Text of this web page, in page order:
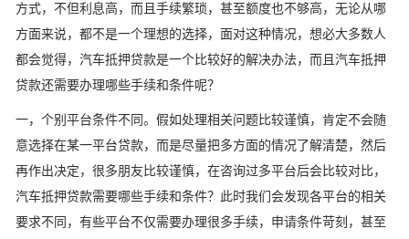
方式，不但利息高，而且手续繁琐，甚至额度也不够高，无论从哪
方面来说，都不是一个理想的选择，面对这种情况，想必大多数人
都会觉得，汽车抵押贷款是一个比较好的解决办法，而且汽车抵押
贷款还需要办理哪些手续和条件呢？
一，个别平台条件不同。假如处理相关问题比较谨慎，肯定不会随
意选择在某一平台贷款，而是尽量把多方面的情况了解清楚，然后
再作出决定，很多朋友比较谨慎，在咨询过多平台后会比较对比，
汽车抵押贷款需要哪些手续和条件？此时我们会发现各平台的相关
要求不同，有些平台不仅需要办理很多手续，申请条件苛刻，甚至